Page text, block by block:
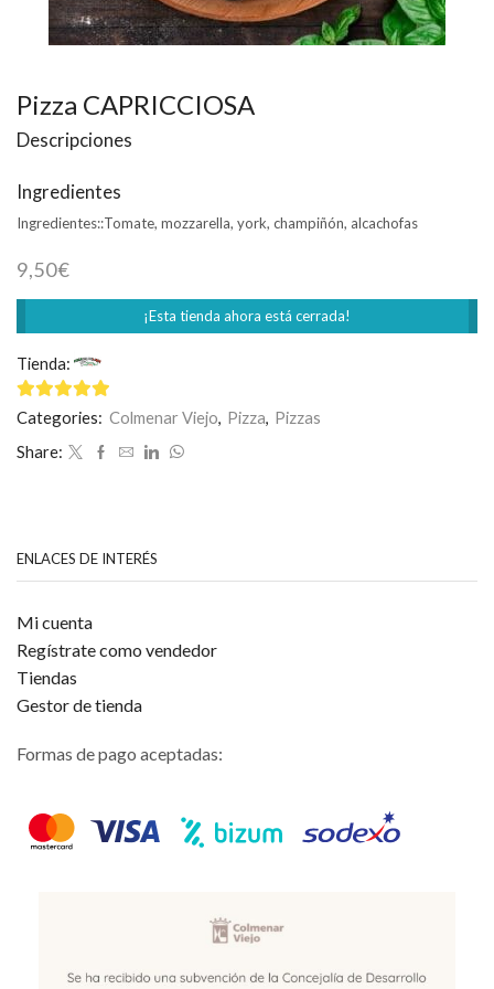
Pizza CAPRICCIOSA
Descripciones
Ingredientes
Ingredientes::Tomate, mozzarella, york, champiñón, alcachofas
9,50€
¡Esta tienda ahora está cerrada!
Tienda:
4.75de 5
Categories: Colmenar Viejo, Pizza, Pizzas
Share:
ENLACES DE INTERÉS
Mi cuenta
Regístrate como vendedor
Tiendas
Gestor de tienda
Formas de pago aceptadas: